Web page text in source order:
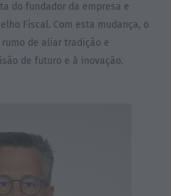
do fundador da empresa e
Fiscal. Com esta mudança, o
rumo de aliar tradição e
de futuro e à inovação.